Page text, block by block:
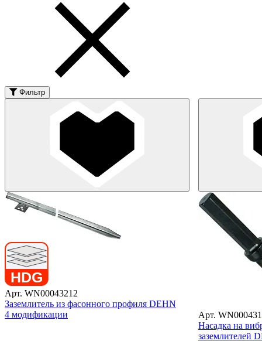
Фильтр
Арт. WN00043212
Заземлитель из фасонного профиля DEHN
4 модификации
Арт.
Насадка на
заземлителей